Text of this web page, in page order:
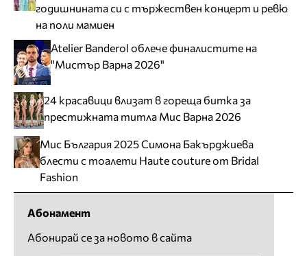
годишнината си с тържествен концерт и ревю
на поли мамиен
Atelier Banderol облече финалистите на
"Мистър Варна 2026"
24 красавици влизат в гореща битка за
престижната титла Мис Варна 2026
Мис България 2025 Симона Бакърджиева
блести с тоалети Haute couture от Bridal
Fashion
Абонамент
Абонирай се за новото в сайта